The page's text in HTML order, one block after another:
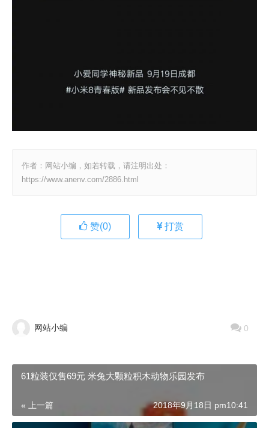
作者：网站小编，如若转载，请注明出处：
https://www.anenv.com/2886.html
赞(0) 打赏
网站小编 0
61粒装仅售69元 米兔大颗粒积木动物乐园发布
« 上一篇 2018年9月18日 pm10:41